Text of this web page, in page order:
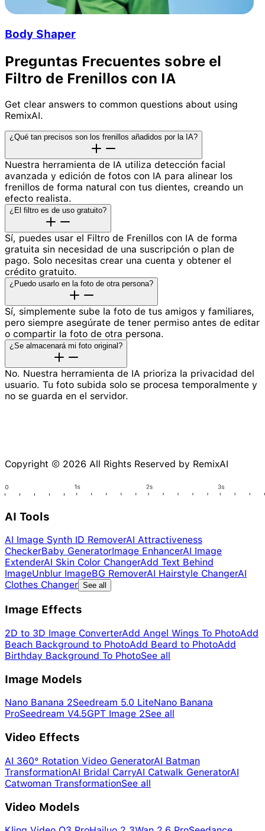
Body Shaper
Preguntas Frecuentes sobre el
Filtro de Frenillos con IA
Get clear answers to common questions about using
RemixAI.
¿Qué tan precisos son los frenillos añadidos por la IA?
Nuestra herramienta de IA utiliza detección facial
avanzada y edición de fotos con IA para alinear los
frenillos de forma natural con tus dientes, creando un
efecto realista.
¿El filtro es de uso gratuito?
Sí, puedes usar el Filtro de Frenillos con IA de forma
gratuita sin necesidad de una suscripción o plan de
pago. Solo necesitas crear una cuenta y obtener el
crédito gratuito.
¿Puedo usarlo en la foto de otra persona?
Sí, simplemente sube la foto de tus amigos y familiares,
pero siempre asegúrate de tener permiso antes de editar
o compartir la foto de otra persona.
¿Se almacenará mi foto original?
No. Nuestra herramienta de IA prioriza la privacidad del
usuario. Tu foto subida solo se procesa temporalmente y
no se guarda en el servidor.
Copyright © 2026 All Rights Reserved by RemixAI
AI Tools
AI Image Synth ID RemoverAI Attractiveness
CheckerBaby GeneratorImage EnhancerAI Image
ExtenderAI Skin Color ChangerAdd Text Behind
ImageUnblur ImageBG RemoverAI Hairstyle ChangerAI
Clothes Changer See all
Image Effects
2D to 3D Image ConverterAdd Angel Wings To PhotoAdd
Beach Background to PhotoAdd Beard to PhotoAdd
Birthday Background To PhotoSee all
Image Models
Nano Banana 2Seedream 5.0 LiteNano Banana
ProSeedream V4.5GPT Image 2See all
Video Effects
AI 360° Rotation Video GeneratorAI Batman
TransformationAI Bridal CarryAI Catwalk GeneratorAI
Catwoman TransformationSee all
Video Models